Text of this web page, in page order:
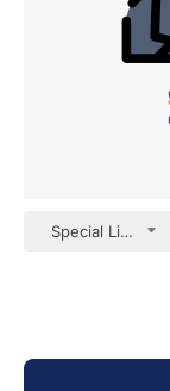
Special Lineal